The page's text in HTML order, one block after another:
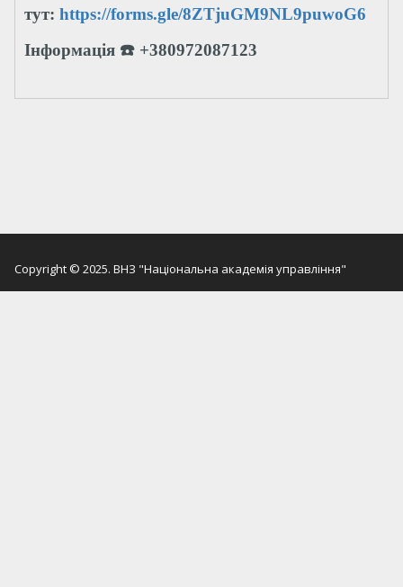
тут: https://forms.gle/8ZTjuGM9NL9puwoG6
Інформація ☎️ +380972087123
Copyright © 2025. ВНЗ "Національна академія управління"